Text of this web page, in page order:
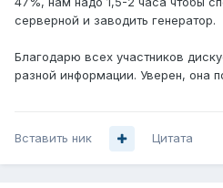
серверной и заводить генератор.
Благодарю всех участников
разной информации. Уверен, она
Вставить ник Цитата